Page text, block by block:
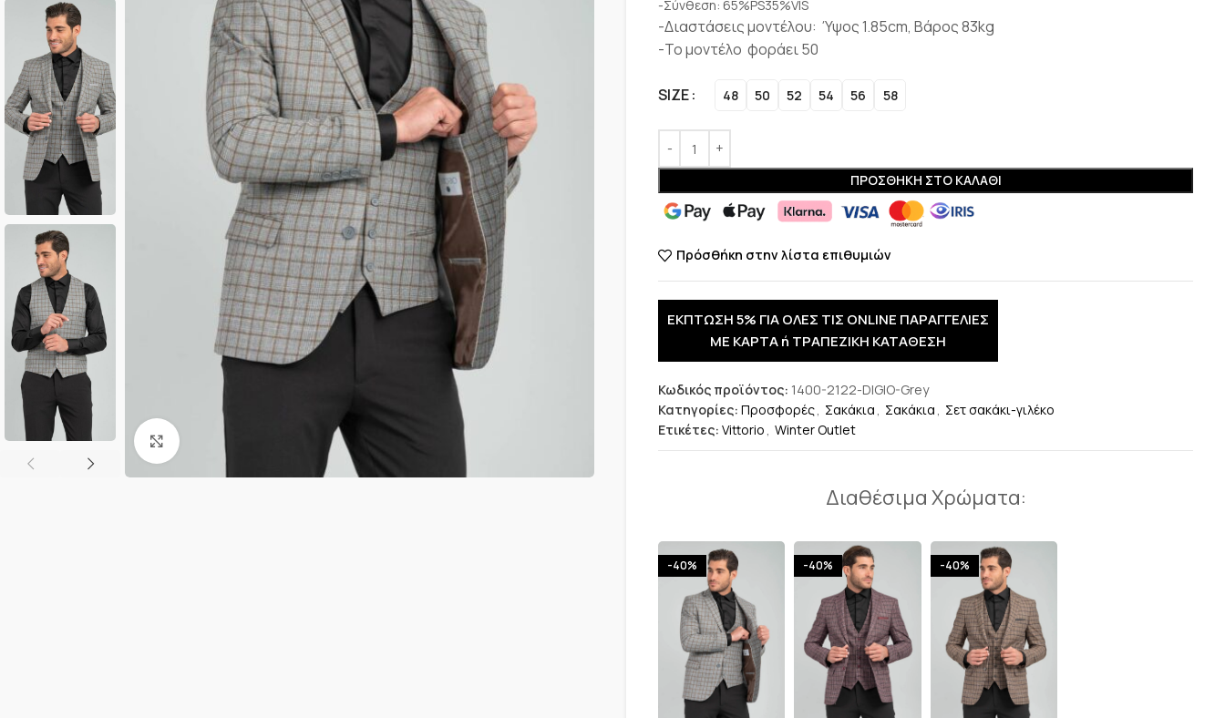
Κλικ για μεγέθυνση
-Σύνθεση: 65%PS35%VIS
-Διαστάσεις μοντέλου: Ύψος 1.85cm, Βάρος 83kg
-Το μοντέλο φοράει 50
SIZE 48 50 52 54 56 58
ΠΡΟΣΘΉΚΗ ΣΤΟ ΚΑΛΆΘΙ
Πρόσθήκη στην λίστα επιθυμιών
ΕΚΠΤΩΣΗ 5% ΓΙΑ ΟΛΕΣ ΤΙΣ ONLINE ΠΑΡΑΓΓΕΛΙΕΣ
ΜΕ ΚΑΡΤΑ ή ΤΡΑΠΕΖΙΚΗ ΚΑΤΑΘΕΣΗ
Κωδικός προϊόντος: 1400-2122-DIGIO-Grey
Κατηγορίες: Προσφορές, Σακάκια , Σακάκια , Σετ σακάκι-γιλέκο
Ετικέτες: Vittorio , Winter Outlet
Διαθέσιμα Χρώματα:
-40% -40% -40%